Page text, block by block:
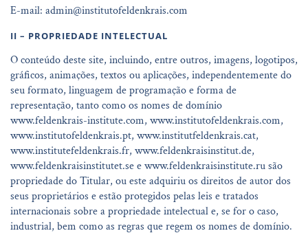
E-mail: admin@institutofeldenkrais.com
II – PROPRIEDADE INTELECTUAL
O conteúdo deste site, incluindo, entre outros, imagens, logotipos,
gráficos, animações, textos ou aplicações, independentemente do
seu formato, linguagem de programação e forma de
representação, tanto como os nomes de domínio
www.feldenkrais-institute.com, www.institutofeldenkrais.com,
www.institutofeldenkrais.pt, www.institutfeldenkrais.cat,
www.institutefeldenkrais.fr, www.feldenkraisinstitut.de,
www.feldenkraisinstitutet.se e www.feldenkraisinstitute.ru são
propriedade do Titular, ou este adquiriu os direitos de autor dos
seus proprietários e estão protegidos pelas leis e tratados
internacionais sobre a propriedade intelectual e, se for o caso,
industrial, bem como as regras que regem os nomes de domínio.